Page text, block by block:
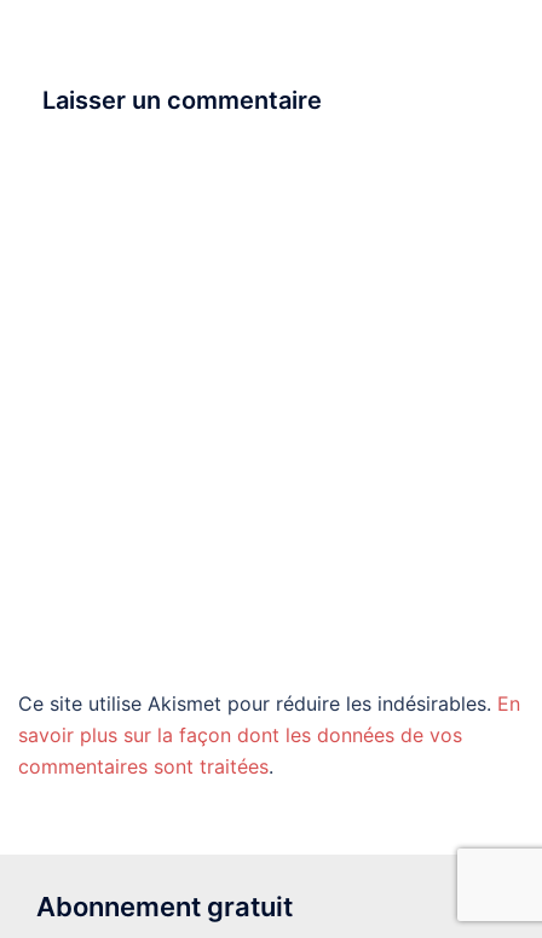
Laisser un commentaire
Ce site utilise Akismet pour réduire les indésirables. En
savoir plus sur la façon dont les données de vos
commentaires sont traitées.
Abonnement gratuit